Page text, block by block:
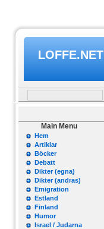
LOFFE.NET
Main Menu
Hem
Artiklar
Böcker
Debatt
Dikter (egna)
Dikter (andras)
Emigration
Estland
Finland
Humor
Israel / Judarna